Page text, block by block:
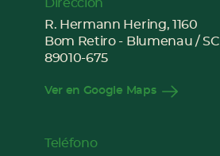
Dirección
R. Hermann Hering, 1160
Bom Retiro - Blumenau / SC
89010-675
Ver en Google Maps
Teléfono